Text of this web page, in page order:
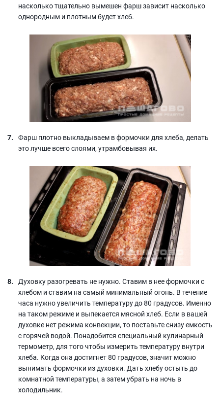
насколько тщательно вымешен фарш зависит насколько
однородным и плотным будет хлеб.
Фарш плотно выкладываем в формочки для хлеба, делать
это лучше всего слоями, утрамбовывая их.
Духовку разогревать не нужно. Ставим в нее формочки с
хлебом и ставим на самый минимальный огонь. В течение
часа нужно увеличить температуру до 80 градусов. Именно
на таком режиме и выпекается мясной хлеб. Если в вашей
духовке нет режима конвекции, то поставьте снизу емкость
с горячей водой. Понадобится специальный кулинарный
термометр, для того чтобы измерить температуру внутри
хлеба. Когда она достигнет 80 градусов, значит можно
вынимать формочки из духовки. Дать хлебу остыть до
комнатной температуры, а затем убрать на ночь в
холодильник.